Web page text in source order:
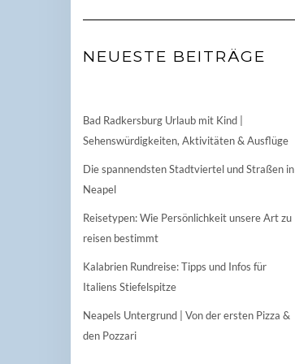
NEUESTE BEITRÄGE
Bad Radkersburg Urlaub mit Kind |
Sehenswürdigkeiten, Aktivitäten & Ausflüge
Die spannendsten Stadtviertel und Straßen in
Neapel
Reisetypen: Wie Persönlichkeit unsere Art zu
reisen bestimmt
Kalabrien Rundreise: Tipps und Infos für
Italiens Stiefelspitze
Neapels Untergrund | Von der ersten Pizza &
den Pozzari